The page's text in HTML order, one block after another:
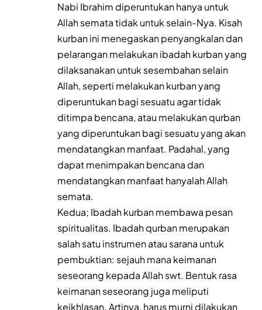
Nabi Ibrahim diperuntukan hanya untuk
Allah semata tidak untuk selain-Nya. Kisah
kurban ini menegaskan penyangkalan dan
pelarangan melakukan ibadah kurban yang
dilaksanakan untuk sesembahan selain
Allah, seperti melakukan kurban yang
diperuntukan bagi sesuatu agar tidak
ditimpa bencana, atau melakukan qurban
yang diperuntukan bagi sesuatu yang akan
mendatangkan manfaat. Padahal, yang
dapat menimpakan bencana dan
mendatangkan manfaat hanyalah Allah
semata.
Kedua; Ibadah kurban membawa pesan
spiritualitas. Ibadah qurban merupakan
salah satu instrumen atau sarana untuk
pembuktian: sejauh mana keimanan
seseorang kepada Allah swt. Bentuk rasa
keimanan seseorang juga meliputi
keikhlasan. Artinya, harus murni dilakukan